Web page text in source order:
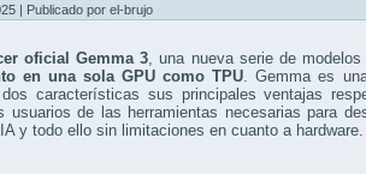
| Publicado por el-brujo
oficial Gemma 3 , una nueva serie de
en una sola GPU como TPU . Gemma es
características sus principales ventajas
usuarios de las herramientas necesarias para
y todo ello sin limitaciones en cuanto a hardware.